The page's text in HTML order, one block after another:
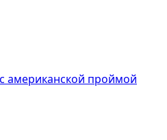
американской проймой